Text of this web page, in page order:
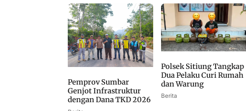
Pemprov Sumbar
Genjot Infrastruktur
dengan Dana TKD 2026
Polsek Sitiung Tangkap
Dua Pelaku Curi Rumah
dan Warung
Berita